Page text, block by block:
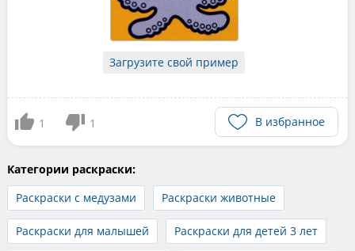
Загрузите свой пример
1 1 В избранное
Категории раскраски:
Раскраски с медузами
Раскраски животные
Раскраски для малышей Раскраски для детей 3 лет